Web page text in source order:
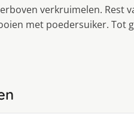
verkruimelen. Rest
met poedersuiker. Tot